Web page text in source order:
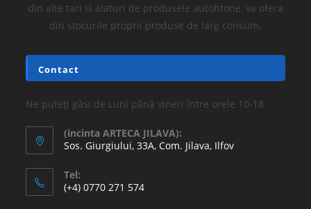
din alte tari si alaturi de produsele autohtone, va ofera
din stocurile proprii produse de larg consum.
Contact
Ne puteți găsi de Luni până vineri între orele 10-18
(incinta ARTECA JILAVA):
Sos. Giurgiului, 33A, Com. Jilava, Ilfov
Tel:
(+4) 0770 271 574